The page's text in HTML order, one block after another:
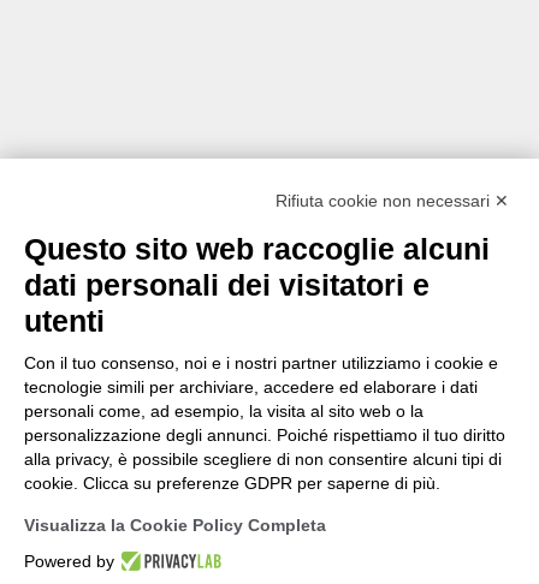
Rifiuta cookie non necessari ✕
Questo sito web raccoglie alcuni
dati personali dei visitatori e
utenti
Con il tuo consenso, noi e i nostri partner utilizziamo i cookie e
tecnologie simili per archiviare, accedere ed elaborare i dati
personali come, ad esempio, la visita al sito web o la
personalizzazione degli annunci. Poiché rispettiamo il tuo diritto
alla privacy, è possibile scegliere di non consentire alcuni tipi di
cookie. Clicca su preferenze GDPR per saperne di più.
Visualizza la Cookie Policy Completa
Powered by